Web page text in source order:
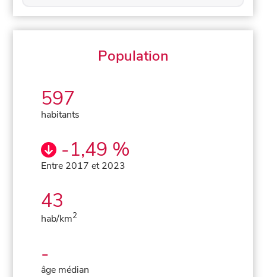
Population
597
habitants
-1,49 %
Entre 2017 et 2023
43
hab/km2
-
âge médian